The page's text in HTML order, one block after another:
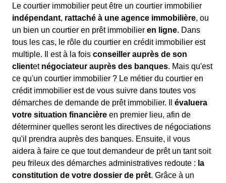
Le courtier immobilier peut être un courtier immobilier
indépendant, rattaché à une agence immobilière, ou
un bien un courtier en prêt immobilier en ligne. Dans
tous les cas, le rôle du courtier en crédit immobilier est
multiple. Il est à la fois conseiller auprès de son
clientet négociateur auprès des banques. Mais qu'est
ce qu'un courtier immobilier ? Le métier du courtier en
crédit immobilier est de vous suivre dans toutes vos
démarches de demande de prêt immobilier. Il évaluera
votre situation financière en premier lieu, afin de
déterminer quelles seront les directives de négociations
qu'il prendra auprès des banques. Ensuite, il vous
aidera à faire ce que tout demandeur de prêt un tant soit
peu frileux des démarches administratives redoute : la
constitution de votre dossier de prêt. Grâce à un